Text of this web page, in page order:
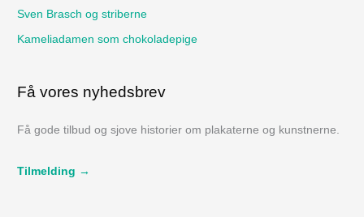
:Sven Brasch og striberne
Kameliadamen som chokoladepige
Få vores nyhedsbrev
Få gode tilbud og sjove historier om plakaterne og kunstnerne.
Tilmelding →